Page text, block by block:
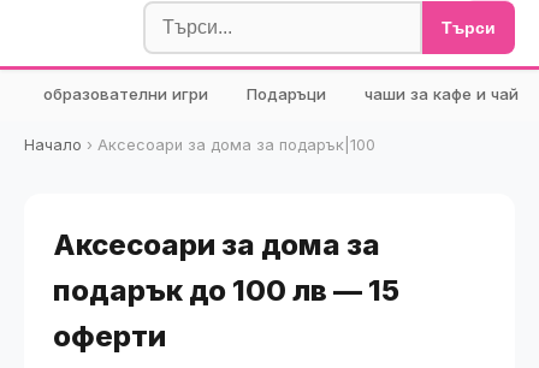
Блог
🧮 Калкулатори
🔍 Намери продукт
🎁 Подарък
Търси
образователни игри Подаръци чаши за кафе и чай
Начало › Аксесоари за дома за подарък|100
Аксесоари за дома за
подарък до 100 лв — 15
оферти